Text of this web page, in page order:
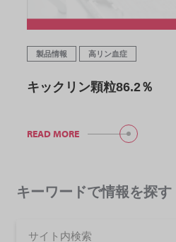
製品情報 高リン血症
キックリン顆粒86.2％
READ MORE
キーワードで情報を探す